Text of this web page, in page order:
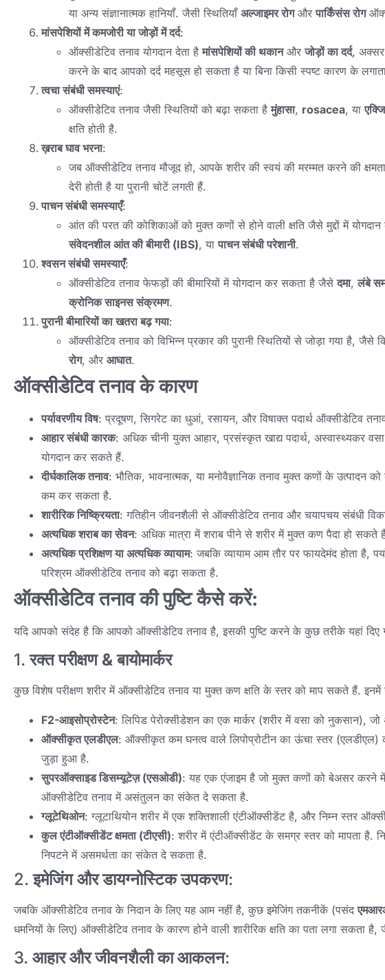
या अन्य संज्ञानात्मक हानियाँ. जैसी स्थितियाँ अल्जाइमर रोगऔरपार्किंसंस रोग
मांसपेशियों में कमजोरी या जोड़ों में दर्द:
ऑक्सीडेटिव तनाव योगदान देता हैमांसपेशियों की थकानऔरजोड़ों का दर्द, अक्सर
करने के बाद आपको दर्द महसूस हो सकता है या बिना किसी स्पष्ट कारण के
त्वचा संबंधी समस्याएं:
ऑक्सीडेटिव तनाव जैसी स्थितियों को बढ़ा सकता हैमुंहासा, rosacea, या
क्षति होती है.
ख़राब घाव भरना:
जब ऑक्सीडेटिव तनाव मौजूद हो, आपके शरीर की स्वयं की मरम्मत करने की
देरी होती है या पुरानी चोटें लगती हैं.
पाचन संबंधी समस्याएँ:
आंत की परत की कोशिकाओं को मुक्त कणों से होने वाली क्षति जैसे मुद्दों में
संवेदनशील आंत की बीमारी (IBS), यापाचन संबंधी परेशानी.
श्वसन संबंधी समस्याएँ:
ऑक्सीडेटिव तनाव फेफड़ों की बीमारियों में योगदान कर सकता है जैसेदमा,लंबे
क्रोनिक साइनस संक्रमण.
पुरानी बीमारियों का खतरा बढ़ गया:
ऑक्सीडेटिव तनाव को विभिन्न प्रकार की पुरानी स्थितियों से जोड़ा गया है, जैसे
रोग, और आघात.
ऑक्सीडेटिव तनाव के कारण
पर्यावरणीय विष: प्रदूषण, सिगरेट का धुआं, रसायन, और विषाक्त पदार्थ ऑक्सीडेटिव
आहार संबंधी कारक: अधिक चीनी युक्त आहार, प्रसंस्कृत खाद्य पदार्थ, अस्वास्थ्यकर
योगदान कर सकते हैं.
दीर्घकालिक तनाव: भौतिक, भावनात्मक, या मनोवैज्ञानिक तनाव मुक्त कणों के उत्पादन
कम कर सकता है.
शारीरिक निष्क्रियता: गतिहीन जीवनशैली से ऑक्सीडेटिव तनाव और चयापचय संबंधी
अत्यधिक शराब का सेवन: अधिक मात्रा में शराब पीने से शरीर में मुक्त कण पैदा हो
अत्यधिक प्रशिक्षण या अत्यधिक व्यायाम: जबकि व्यायाम आम तौर पर फायदेमंद होता है,
परिश्रम ऑक्सीडेटिव तनाव को बढ़ा सकता है.
ऑक्सीडेटिव तनाव की पुष्टि कैसे करें:
यदि आपको संदेह है कि आपको ऑक्सीडेटिव तनाव है, इसकी पुष्टि करने के कुछ तरीके यहां दिए
1.रक्त परीक्षण & बायोमार्कर
कुछ विशेष परीक्षण शरीर में ऑक्सीडेटिव तनाव या मुक्त कण क्षति के स्तर को माप सकते हैं. इनमें
F2-आइसोप्रोस्टेन: लिपिड पेरोक्सीडेशन का एक मार्कर (शरीर में वसा को नुकसान),
ऑक्सीकृत एलडीएल: ऑक्सीकृत कम घनत्व वाले लिपोप्रोटीन का ऊंचा स्तर
जुड़ा हुआ है.
सुपरऑक्साइड डिसम्यूटेज़ (एसओडी): यह एक एंजाइम है जो मुक्त कणों को बेअसर करने
ऑक्सीडेटिव तनाव में असंतुलन का संकेत दे सकता है.
ग्लूटेथिओन: ग्लूटाथियोन शरीर में एक शक्तिशाली एंटीऑक्सीडेंट है, और निम्न स्तर
कुल एंटीऑक्सीडेंट क्षमता (टीएसी): शरीर में एंटीऑक्सीडेंट के समग्र स्तर को मापता है.
निपटने में असमर्थता का संकेत दे सकता है.
2.इमेजिंग और डायग्नोस्टिक उपकरण:
जबकि ऑक्सीडेटिव तनाव के निदान के लिए यह आम नहीं है, कुछ इमेजिंग तकनीकें (पसंद
धमनियों के लिए) ऑक्सीडेटिव तनाव के कारण होने वाली शारीरिक क्षति का पता लगा सकता
3. आहार और जीवनशैली का आकलन: